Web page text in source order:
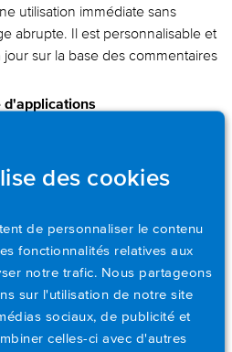
des cookies
de personnaliser le contenu
fonctionnalités relatives aux
notre trafic. Nous partageons
sur l'utilisation de notre site
sociaux, de publicité et
celles-ci avec d'autres
utilisation immédiate sans
abrupte. Il est personnalisable et
sur la base des commentaires
d'applications
sont adaptées pour
de conformité mondiales,